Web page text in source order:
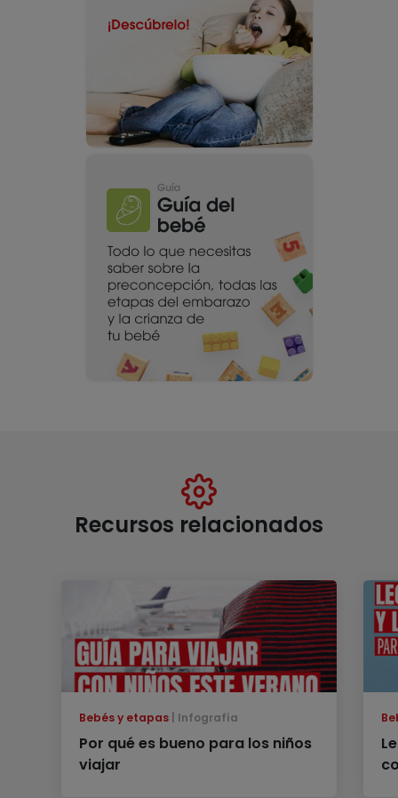
Recursos relacionados
Bebés y etapas Infografía
Por qué es bueno para los niños
viajar